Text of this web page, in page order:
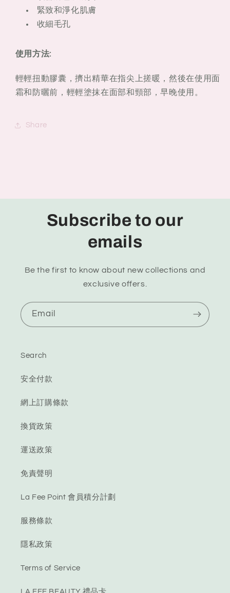
緊致和淨化肌膚
收細毛孔
使用方法:
輕輕扭動膠囊，擠出精華在指尖上搓暖，然後在使用面
霜和防曬前，輕輕塗抹在面部和頸部，早晚使用。
Share
Subscribe to our
emails
Be the first to know about new collections and
exclusive offers.
Email
Search
安全付款
網上訂購條款
換貨政策
運送政策
免責聲明
La Fee Point 會員積分計劃
服務條款
隱私政策
Terms of Service